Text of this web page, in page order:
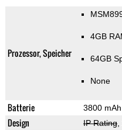
Prozessor, Speicher
4GB
64GB
None
Batterie 3800 mAh
Design IP Rating,